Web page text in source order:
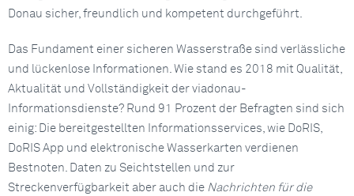
Donau sicher, freundlich und kompetent durchgeführt.
Das Fundament einer sicheren Wasserstraße sind verlässliche
und lückenlose Informationen. Wie stand es 2018 mit Qualität,
Aktualität und Vollständigkeit der viadonau-
Informationsdienste? Rund 91 Prozent der Befragten sind sich
einig: Die bereitgestellten Informationsservices, wie DoRIS,
DoRIS App und elektronische Wasserkarten verdienen
Bestnoten. Daten zu Seichtstellen und zur
Streckenverfügbarkeit aber auch die Nachrichten für die